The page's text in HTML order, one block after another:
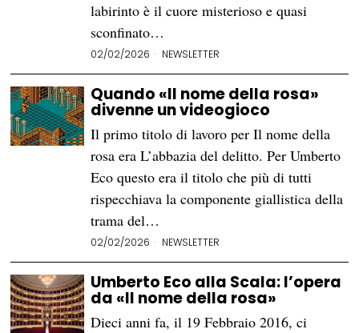
labirinto è il cuore misterioso e quasi
sconfinato…
02/02/2026 NEWSLETTER
Quando «Il nome della rosa»
divenne un videogioco
Il primo titolo di lavoro per Il nome della
rosa era L’abbazia del delitto. Per Umberto
Eco questo era il titolo che più di tutti
rispecchiava la componente giallistica della
trama del…
02/02/2026 NEWSLETTER
Umberto Eco alla Scala: l’opera
da «Il nome della rosa»
Dieci anni fa, il 19 Febbraio 2016, ci